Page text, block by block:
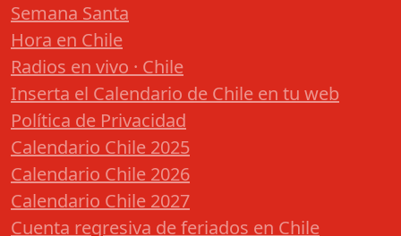
Semana Santa
Hora en Chile
Radios en vivo · Chile
Inserta el Calendario de Chile en tu web
Política de Privacidad
Calendario Chile 2025
Calendario Chile 2026
Calendario Chile 2027
Cuenta regresiva de feriados en Chile